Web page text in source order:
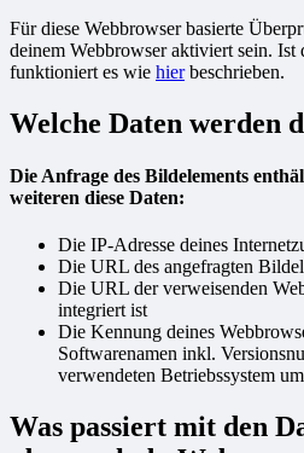
Für diese Webbrowser basierte
deinem Webbrowser aktiviert sein. Ist
funktioniert es wie hierbeschrieben.
Welche Daten werden
Die Anfrage des Bildelements
weiteren diese Daten:
Die IP-Adresse deines
Die URL des angefragten
Die URL der verweisenden
integriert ist
Die Kennung deines
Softwarenamen inkl.
verwendeten Betriebssystem
Was passiert mit den